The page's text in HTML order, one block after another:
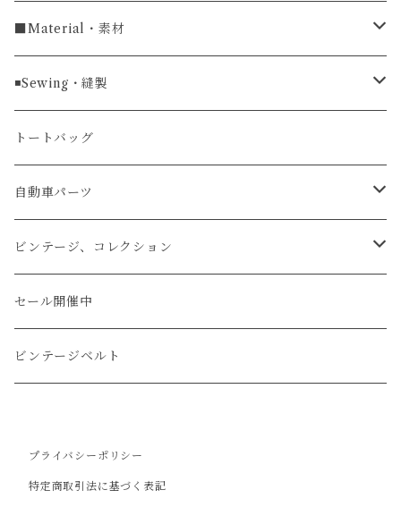
ラグ幅22mm
ラグ幅24mm
キーケース
時計ベルト
マネークリップ
腕時計
マウスパッド
コインケース
キーホルダー
キーケース
キーホルダー
ライターケース
レザーウォッチ
文字盤Mサイズ（φ33mm）
文字盤Sサイズ（φ26mm）
レザーウォレット
ロング
ショート
タバコケース
カードケース
ウォレットロープ
■Material・素材
クロコダイル
パイソン
リザード
エレファント
ガルーシャ（エイ）
アリゲーター
コードバン
◾️Sewing・縫製
ハンドステッチ（手縫い）仕立て
ミシンステッチ仕立て
トートバッグ
自動車パーツ
ステアリング
シフトノブ
ビンテージ、コレクション
ウッドキーホルダー
ZIPPO/ジッポー・ライター
セール開催中
ビンテージベルト
プライバシーポリシー
特定商取引法に基づく表記